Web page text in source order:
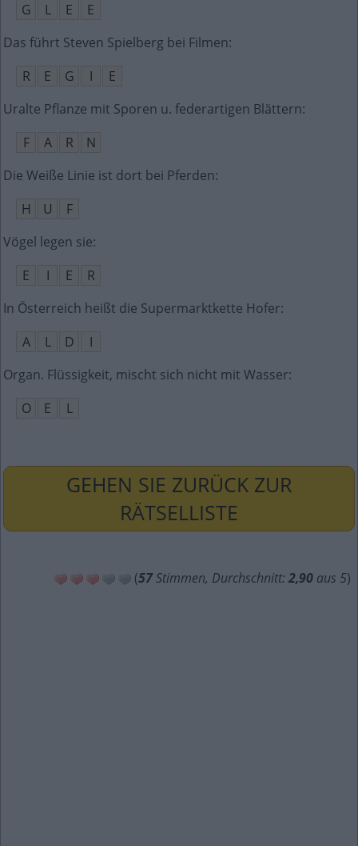
G
L E
E
Das führt Steven Spielberg bei Filmen:
R
E G I
E
Uralte Pflanze mit Sporen u. federartigen Blättern:
F
A R
N
Die Weiße Linie ist dort bei Pferden:
H
U
F
Vögel legen sie:
E
I E
R
In Österreich heißt die Supermarktkette Hofer:
A
L D
I
Organ. Flüssigkeit, mischt sich nicht mit Wasser:
O
E L
GEHEN SIE ZURÜCK ZUR
RÄTSELLISTE
(57Stimmen, Durchschnitt: 2,90 aus 5)